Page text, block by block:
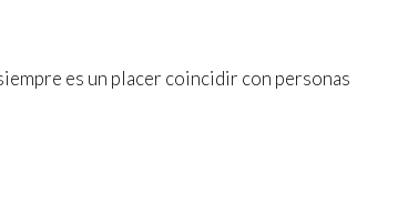
es un placer coincidir con personas